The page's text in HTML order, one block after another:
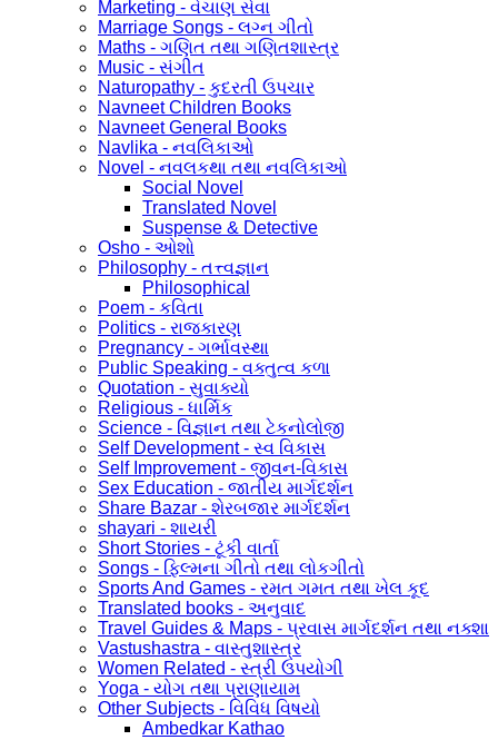
Marketing - વેચાણ સેવા
Marriage Songs - લગ્ન ગીતો
Maths - ગણિત તથા ગણિતશાસ્ત્ર
Music - સંગીત
Naturopathy - કુદરતી ઉપચાર
Navneet Children Books
Navneet General Books
Navlika - નવલિકાઓ
Novel - નવલકથા તથા નવલિકાઓ
Social Novel
Translated Novel
Suspense & Detective
Osho - ઓશો
Philosophy - તત્ત્વજ્ઞાન
Philosophical
Poem - કવિતા
Politics - રાજકારણ
Pregnancy - ગર્ભાવસ્થા
Public Speaking - વક્તુત્વ કળા
Quotation - સુવાક્યો
Religious - ધાર્મિક
Science - વિજ્ઞાન તથા ટેકનોલોજી
Self Development - સ્વ વિકાસ
Self Improvement - જીવન-વિકાસ
Sex Education - જાતીય માર્ગદર્શન
Share Bazar - શેરબજાર માર્ગદર્શન
shayari - શાયરી
Short Stories - ટૂંકી વાર્તા
Songs - ફિલ્મના ગીતો તથા લોકગીતો
Sports And Games - રમત ગમત તથા ખેલ કૂદ
Translated books - અનુવાદ
Travel Guides & Maps - પ્રવાસ માર્ગદર્શન તથા નક્શા
Vastushastra - વાસ્તુશાસ્ત્ર
Women Related - સ્ત્રી ઉપયોગી
Yoga - યોગ તથા પ્રાણાયામ
Other Subjects - વિવિધ વિષયો
Ambedkar Kathao